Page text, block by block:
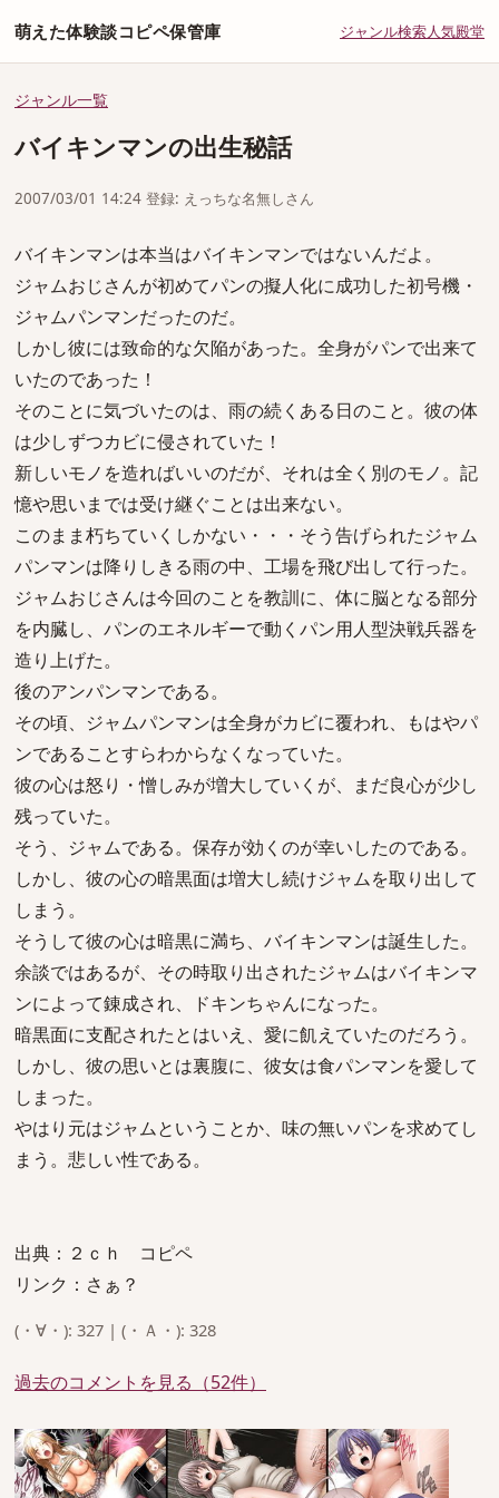
萌えた体験談コピペ保管庫 ジャンル検索人気殿堂
ジャンル一覧
バイキンマンの出生秘話
2007/03/01 14:24 登録: えっちな名無しさん
バイキンマンは本当はバイキンマンではないんだよ。
ジャムおじさんが初めてパンの擬人化に成功した初号機・
ジャムパンマンだったのだ。
しかし彼には致命的な欠陥があった。全身がパンで出来て
いたのであった！
そのことに気づいたのは、雨の続くある日のこと。彼の体
は少しずつカビに侵されていた！
新しいモノを造ればいいのだが、それは全く別のモノ。記
憶や思いまでは受け継ぐことは出来ない。
このまま朽ちていくしかない・・・そう告げられたジャム
パンマンは降りしきる雨の中、工場を飛び出して行った。
ジャムおじさんは今回のことを教訓に、体に脳となる部分
を内臓し、パンのエネルギーで動くパン用人型決戦兵器を
造り上げた。
後のアンパンマンである。
その頃、ジャムパンマンは全身がカビに覆われ、もはやパ
ンであることすらわからなくなっていた。
彼の心は怒り・憎しみが増大していくが、まだ良心が少し
残っていた。
そう、ジャムである。保存が効くのが幸いしたのである。
しかし、彼の心の暗黒面は増大し続けジャムを取り出して
しまう。
そうして彼の心は暗黒に満ち、バイキンマンは誕生した。
余談ではあるが、その時取り出されたジャムはバイキンマ
ンによって錬成され、ドキンちゃんになった。
暗黒面に支配されたとはいえ、愛に飢えていたのだろう。
しかし、彼の思いとは裏腹に、彼女は食パンマンを愛して
しまった。
やはり元はジャムということか、味の無いパンを求めてし
まう。悲しい性である。
出典：２ｃｈ コピペ
リンク：さぁ？
(・∀・): 327 | (・Ａ・): 328
過去のコメントを見る（52件）